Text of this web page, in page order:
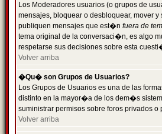
Los Moderadores usuarios (o grupos de
mensajes, bloquear o desbloquear, mover
publiquen mensajes que est�n fuera de
tema original de la conversaci�n, es algo
respetarse sus decisiones sobre esta
Volver arriba
�Qu� son Grupos de Usuarios?
Los Grupos de Usuarios es una de las
distinto en la mayor�a de los dem�s
suministrar permisos sobre foros privados
Volver arriba